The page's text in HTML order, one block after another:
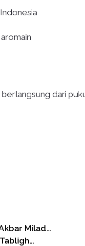
dari
Milad…